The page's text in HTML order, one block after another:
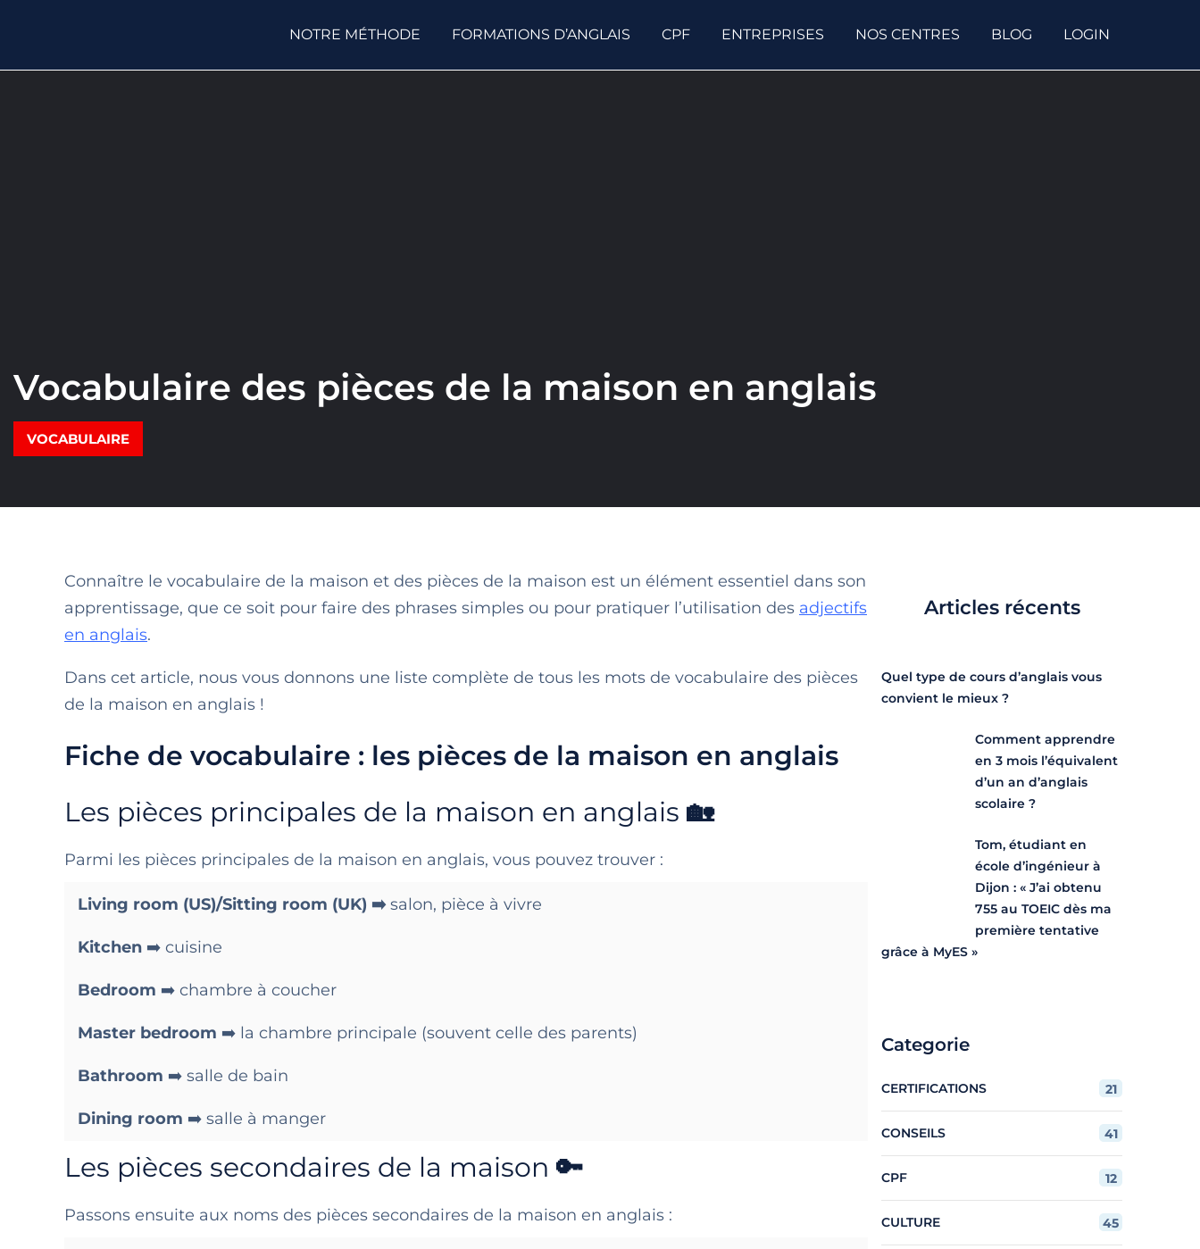
NOTRE MÉTHODE FORMATIONS D’ANGLAIS CPF ENTREPRISES NOS CENTRES BLOG LOGIN
Vocabulaire des pièces de la maison en anglais
VOCABULAIRE
Connaître le vocabulaire de la maison et des pièces de la maison est un élément essentiel dans son
apprentissage, que ce soit pour faire des phrases simples ou pour pratiquer l’utilisation des adjectifs
en anglais.
Dans cet article, nous vous donnons une liste complète de tous les mots de vocabulaire des pièces
de la maison en anglais !
Fiche de vocabulaire : les pièces de la maison en anglais
Les pièces principales de la maison en anglais 🏡
Parmi les pièces principales de la maison en anglais, vous pouvez trouver :
Living room (US)/Sitting room (UK) ➡️salon, pièce à vivre
Kitchen ➡️ cuisine
Bedroom ➡️ chambre à coucher
Master bedroom ➡️ la chambre principale (souvent celle des parents)
Bathroom ➡️ salle de bain
Dining room ➡️ salle à manger
Les pièces secondaires de la maison 🔑
Passons ensuite aux noms des pièces secondaires de la maison en anglais :
Articles récents
Quel type de cours d’anglais vous
convient le mieux ?
Comment apprendre
en 3 mois l’équivalent
d’un an d’anglais
scolaire ?
Tom, étudiant en
école d’ingénieur à
Dijon : « J’ai obtenu
755 au TOEIC dès ma
première tentative
grâce à MyES »
Categorie
CERTIFICATIONS 21
CONSEILS 41
CPF 12
CULTURE 45